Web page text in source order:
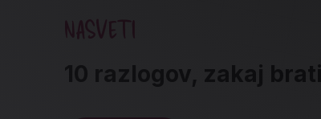
NASVETI
10 razlogov, zakaj brati